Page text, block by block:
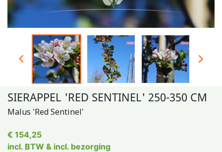
 
SIERAPPEL 'RED SENTINEL' 250-350 CM
Malus 'Red Sentinel'
€ 154,25
incl. BTW & incl. bezorging